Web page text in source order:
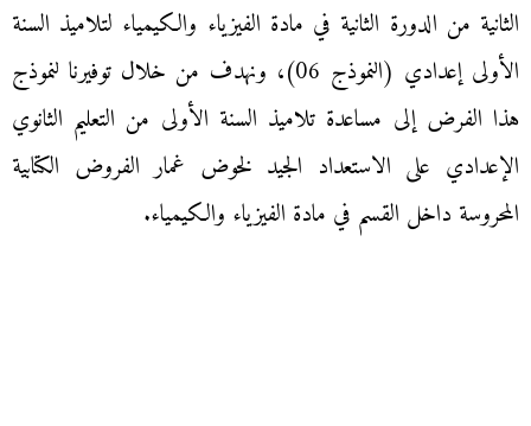
الثانية من الدورة الثانية في مادة الفيزياء والكيمياء لتلاميذ السنة
الأولى إعدادي (النموذج 06)، ونهدف من خلال توفيرنا لنموذج
هذا الفرض إلى مساعدة تلاميذ السنة الأولى من التعليم الثانوي
الإعدادي على الاستعداد الجيد لخوض غمار الفروض الكتابية
المحروسة داخل القسم في مادة الفيزياء والكيمياء.